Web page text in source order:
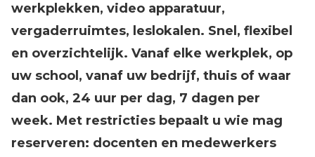
werkplekken, video apparatuur,
vergaderruimtes, leslokalen. Snel, flexibel
en overzichtelijk. Vanaf elke werkplek, op
uw school, vanaf uw bedrijf, thuis of waar
dan ook, 24 uur per dag, 7 dagen per
week. Met restricties bepaalt u wie mag
reserveren: docenten en medewerkers